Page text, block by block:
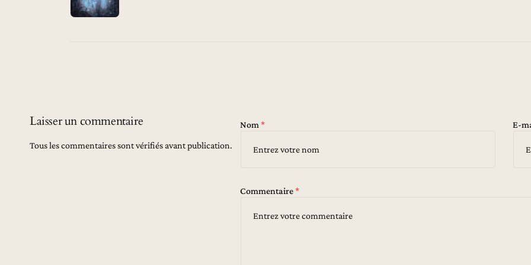
Laisser un commentaire
Tous les commentaires sont vérifiés avant publication.
Nom * E-
Commentaire*